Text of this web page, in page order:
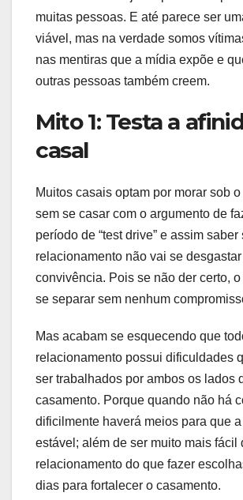
muitas pessoas. E até parece ser
viável, mas na verdade somos
nas mentiras que a mídia expõe e
outras pessoas também creem.
Mito 1: Testa a
casal
Muitos casais optam por morar sob
sem se casar com o argumento de
período de “test drive” e assim saber
relacionamento não vai se
convivência. Pois se não der certo,
se separar sem nenhum
Mas acabam se esquecendo que
relacionamento possui dificuldades
ser trabalhados por ambos os lados
casamento. Porque quando não há
dificilmente haverá meios para que
estável; além de ser muito mais fácil
relacionamento do que fazer
dias para fortalecer o casamento.